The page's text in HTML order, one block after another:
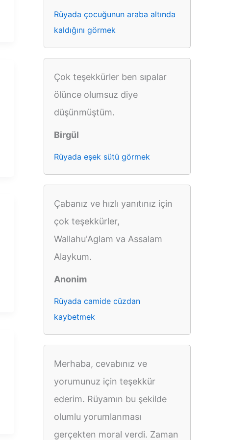
Rüyada çocuğunun araba altında
kaldığını görmek
Çok teşekkürler ben sıpalar
ölünce olumsuz diye
düşünmüştüm.
Birgül
Rüyada eşek sütü görmek
Çabanız ve hızlı yanıtınız için
çok teşekkürler,
Wallahu'Aglam va Assalam
Alaykum.
Anonim
Rüyada camide cüzdan
kaybetmek
Merhaba, cevabınız ve
yorumunuz için teşekkür
ederim. Rüyamın bu şekilde
olumlu yorumlanması
gerçekten moral verdi. Zaman